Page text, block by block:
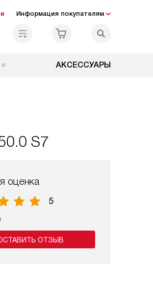
Информация покупателям
АКСЕССУАРЫ
S7
оценка
5
ОТЗЫВ